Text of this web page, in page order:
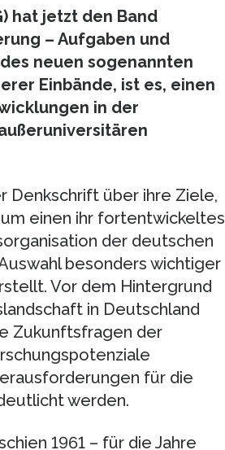
hat jetzt den Band
– Aufgaben und
neuen sogenannten
Einbände, ist es, einen
in der
Denkschrift über ihre Ziele,
einen ihr fortentwickeltes
der deutschen
besonders wichtiger
Vor dem Hintergrund
in Deutschland
Zukunftsfragen der
für die
werden.
1961 – für die Jahre